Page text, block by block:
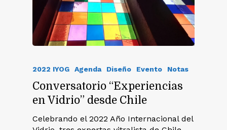
2022 IYOG Agenda Diseño Evento Notas
Conversatorio “Experiencias
en Vidrio” desde Chile
Celebrando el 2022 Año Internacional del